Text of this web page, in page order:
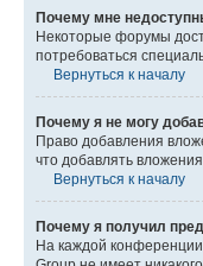
Почему мне
Некоторые форумы
потребоваться
Вернуться к началу
Почему я не могу
Право добавления
что добавлять
Вернуться к началу
Почему я получил
На каждой